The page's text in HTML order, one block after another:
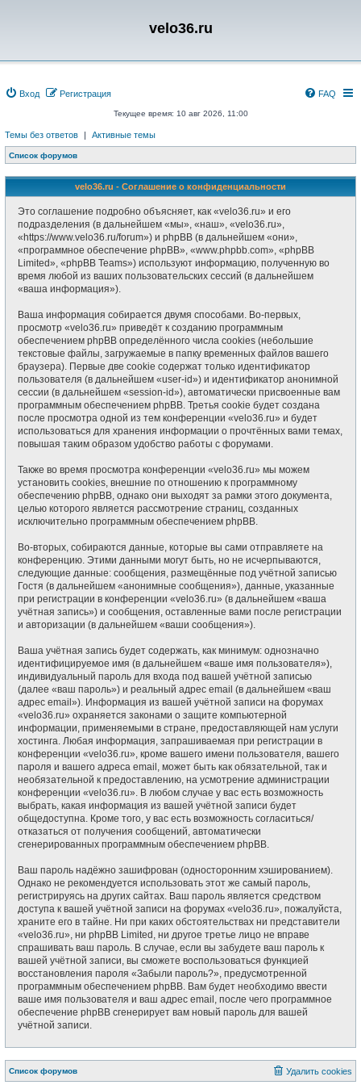
velo36.ru
Вход Регистрация FAQ
Текущее время: 10 авг 2026, 11:00
Темы без ответов | Активные темы
Список форумов
velo36.ru - Соглашение о конфиденциальности
Это соглашение подробно объясняет, как «velo36.ru» и его
подразделения (в дальнейшем «мы», «наш», «velo36.ru»,
«https://www.velo36.ru/forum») и phpBB (в дальнейшем «они»,
«программное обеспечение phpBB», «www.phpbb.com», «phpBB
Limited», «phpBB Teams») используют информацию, полученную во
время любой из ваших пользовательских сессий (в дальнейшем
«ваша информация»).
Ваша информация собирается двумя способами. Во-первых,
просмотр «velo36.ru» приведёт к созданию программным
обеспечением phpBB определённого числа cookies (небольшие
текстовые файлы, загружаемые в папку временных файлов вашего
браузера). Первые две cookie содержат только идентификатор
пользователя (в дальнейшем «user-id») и идентификатор анонимной
сессии (в дальнейшем «session-id»), автоматически присвоенные вам
программным обеспечением phpBB. Третья cookie будет создана
после просмотра одной из тем конференции «velo36.ru» и будет
использоваться для хранения информации о прочтённых вами темах,
повышая таким образом удобство работы с форумами.
Также во время просмотра конференции «velo36.ru» мы можем
установить cookies, внешние по отношению к программному
обеспечению phpBB, однако они выходят за рамки этого документа,
целью которого является рассмотрение страниц, созданных
исключительно программным обеспечением phpBB.
Во-вторых, собираются данные, которые вы сами отправляете на
конференцию. Этими данными могут быть, но не исчерпываются,
следующие данные: сообщения, размещённые под учётной записью
Гостя (в дальнейшем «анонимные сообщения»), данные, указанные
при регистрации в конференции «velo36.ru» (в дальнейшем «ваша
учётная запись») и сообщения, оставленные вами после регистрации
и авторизации (в дальнейшем «ваши сообщения»).
Ваша учётная запись будет содержать, как минимум: однозначно
идентифицируемое имя (в дальнейшем «ваше имя пользователя»),
индивидуальный пароль для входа под вашей учётной записью
(далее «ваш пароль») и реальный адрес email (в дальнейшем «ваш
адрес email»). Информация из вашей учётной записи на форумах
«velo36.ru» охраняется законами о защите компьютерной
информации, применяемыми в стране, предоставляющей нам услуги
хостинга. Любая информация, запрашиваемая при регистрации в
конференции «velo36.ru», кроме вашего имени пользователя, вашего
пароля и вашего адреса email, может быть как обязательной, так и
необязательной к предоставлению, на усмотрение администрации
конференции «velo36.ru». В любом случае у вас есть возможность
выбрать, какая информация из вашей учётной записи будет
общедоступна. Кроме того, у вас есть возможность согласиться/
отказаться от получения сообщений, автоматически
сгенерированных программным обеспечением phpBB.
Ваш пароль надёжно зашифрован (односторонним хэшированием).
Однако не рекомендуется использовать этот же самый пароль,
регистрируясь на других сайтах. Ваш пароль является средством
доступа к вашей учётной записи на форумах «velo36.ru», пожалуйста,
храните его в тайне. Ни при каких обстоятельствах ни представители
«velo36.ru», ни phpBB Limited, ни другое третье лицо не вправе
спрашивать ваш пароль. В случае, если вы забудете ваш пароль к
вашей учётной записи, вы сможете воспользоваться функцией
восстановления пароля «Забыли пароль?», предусмотренной
программным обеспечением phpBB. Вам будет необходимо ввести
ваше имя пользователя и ваш адрес email, после чего программное
обеспечение phpBB сгенерирует вам новый пароль для вашей
учётной записи.
Список форумов Удалить cookies